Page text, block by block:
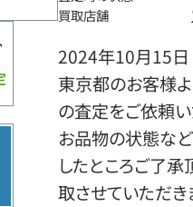
買取店舗
2024年10月15日
東京都のお客様よ
の査定をご依頼い
お品物の状態など
したところご了
取させていただき